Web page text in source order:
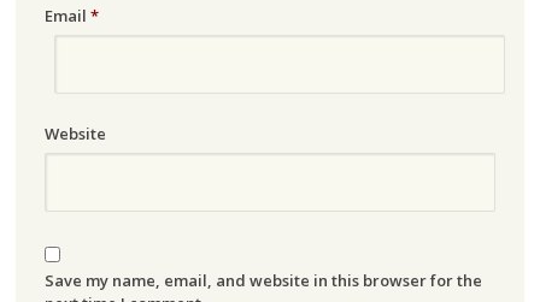
Email *
Website
Save my name, email, and website in this browser for the